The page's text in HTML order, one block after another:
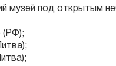
музей под открытым
(РФ);